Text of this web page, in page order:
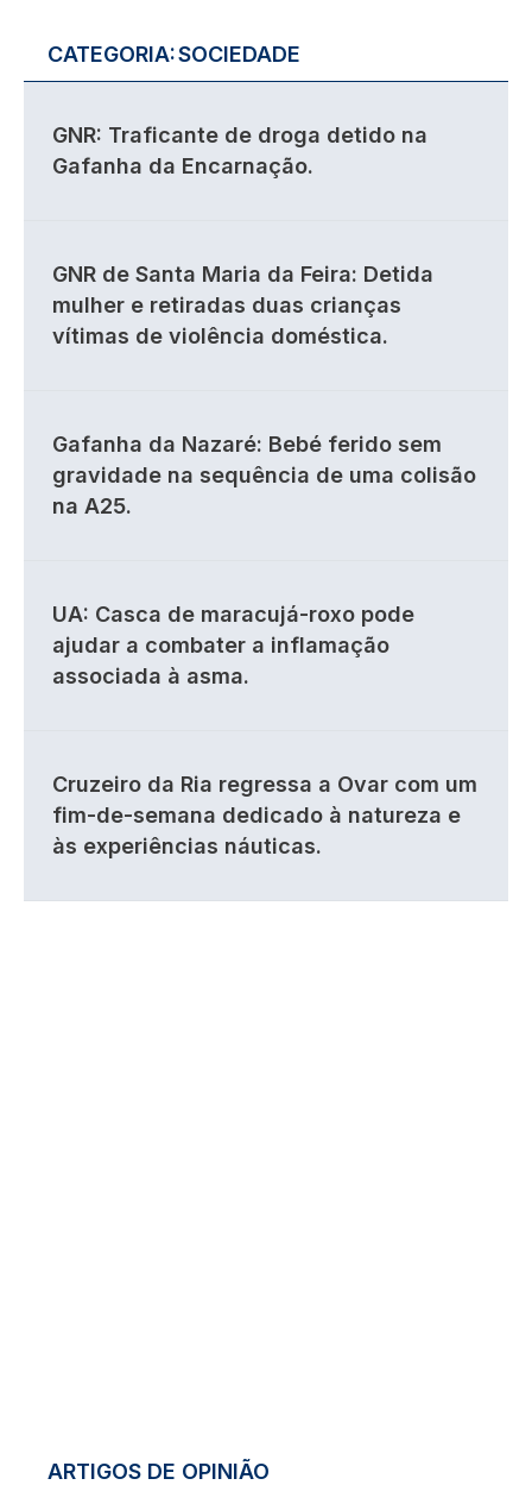
CATEGORIA:SOCIEDADE
GNR: Traficante de droga detido na
Gafanha da Encarnação.
GNR de Santa Maria da Feira: Detida
mulher e retiradas duas crianças
vítimas de violência doméstica.
Gafanha da Nazaré: Bebé ferido sem
gravidade na sequência de uma colisão
na A25.
UA: Casca de maracujá-roxo pode
ajudar a combater a inflamação
associada à asma.
Cruzeiro da Ria regressa a Ovar com um
fim-de-semana dedicado à natureza e
às experiências náuticas.
ARTIGOS DE OPINIÃO